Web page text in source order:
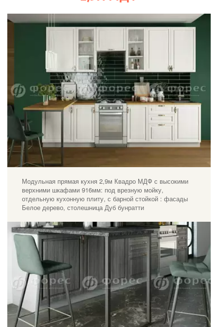
Модульная прямая кухня 2,9м Квадро МДФ с высокими
верхними шкафами 916мм: под врезную мойку,
отдельную кухонную плиту, с барной стойкой : фасады
Белое дерево, столешница Дуб бунратти